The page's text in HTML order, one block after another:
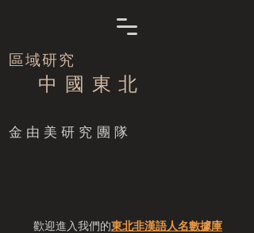
區域研究
中 國 東 北
​金由美研究團隊
歡迎進入我們的東北非漢語人名數據庫